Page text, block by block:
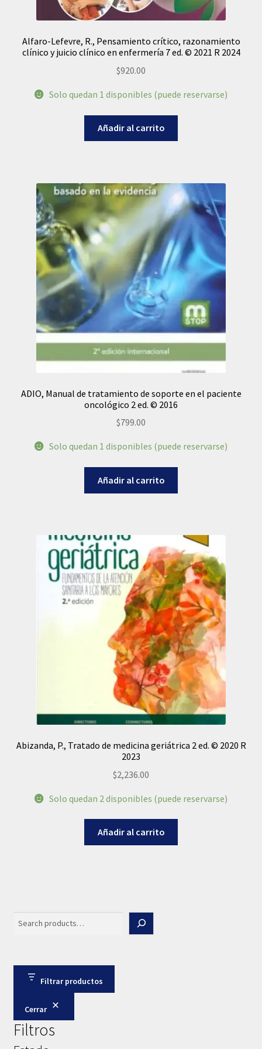
Alfaro-Lefevre, R., Pensamiento crítico, razonamiento
clínico y juicio clínico en enfermería 7 ed. © 2021 R 2024
$920.00
Solo quedan 1 disponibles (puede reservarse)
Añadir al carrito
ADIO, Manual de tratamiento de soporte en el paciente
oncológico 2 ed. © 2016
$799.00
Solo quedan 1 disponibles (puede reservarse)
Añadir al carrito
Abizanda, P., Tratado de medicina geriátrica 2 ed. © 2020 R
2023
$2,236.00
Solo quedan 2 disponibles (puede reservarse)
Añadir al carrito
Filtrar productos
Cerrar
Filtros